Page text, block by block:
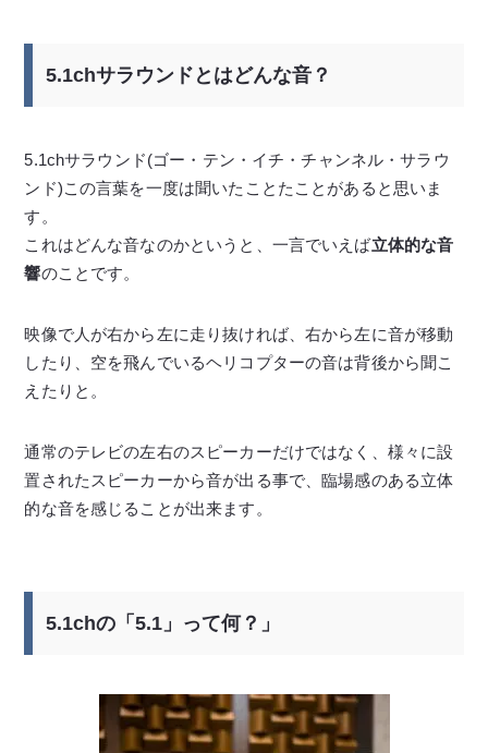
5.1chサラウンドとはどんな音？
5.1chサラウンド(ゴー・テン・イチ・チャンネル・サラウ
ンド)この言葉を一度は聞いたことたことがあると思いま
す。
これはどんな音なのかというと、一言でいえば立体的な音
響のことです。
映像で人が右から左に走り抜ければ、右から左に音が移動
したり、空を飛んでいるヘリコプターの音は背後から聞こ
えたりと。
通常のテレビの左右のスピーカーだけではなく、様々に設
置されたスピーカーから音が出る事で、臨場感のある立体
的な音を感じることが出来ます。
5.1chの「5.1」って何？」